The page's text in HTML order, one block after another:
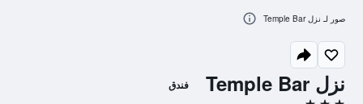
نزل Temple Bar فندق
صور لـ نزل Temple Bar